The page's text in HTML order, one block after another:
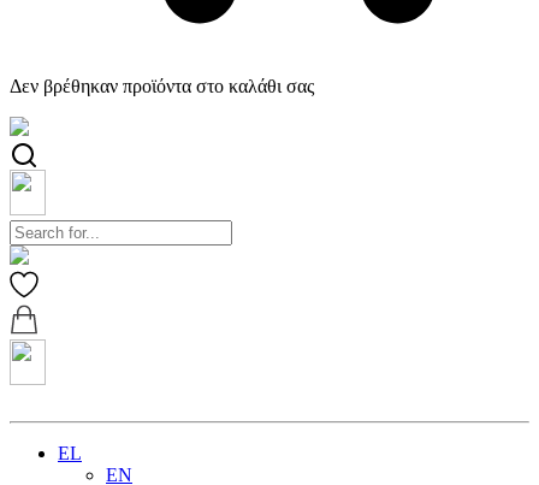
Δεν βρέθηκαν προϊόντα στο καλάθι σας
EL
EN